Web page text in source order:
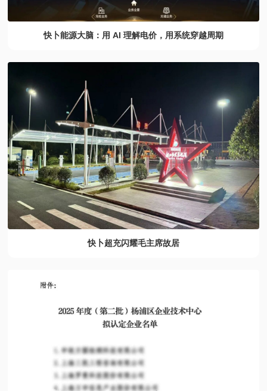
快卜能源大脑：用 AI 理解电价，用系统穿越周期
快卜超充闪耀毛主席故居